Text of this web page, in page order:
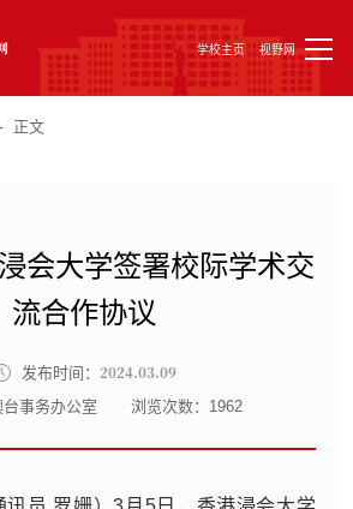
学校主页 视野网
正文
会大学签署校际学术交
流合作协议
发布时间： 2024.03.09
事务办公室 浏览次数： 1962